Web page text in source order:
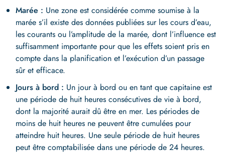
Marée : Une zone est considérée comme soumise à la
marée s’il existe des données publiées sur les cours d’eau,
les courants ou l’amplitude de la marée, dont l’influence est
suffisamment importante pour que les effets soient pris en
compte dans la planification et l’exécution d’un passage
sûr et efficace.
Jours à bord : Un jour à bord ou en tant que capitaine est
une période de huit heures consécutives de vie à bord,
dont la majorité aurait dû être en mer. Les périodes de
moins de huit heures ne peuvent être cumulées pour
atteindre huit heures. Une seule période de huit heures
peut être comptabilisée dans une période de 24 heures.